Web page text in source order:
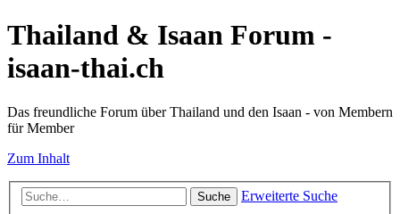
Thailand & Isaan Forum -
isaan-thai.ch
Das freundliche Forum über Thailand und den Isaan - von Membern
für Member
Zum Inhalt
Suche Erweiterte Suche